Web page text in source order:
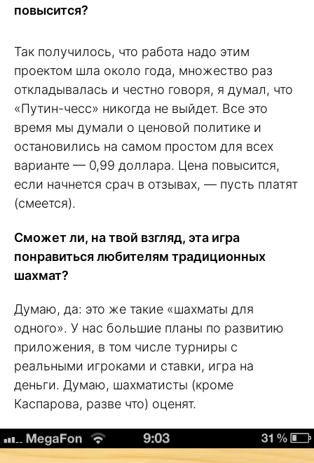
повысится?
Так получилось, что работа надо этим
проектом шла около года, множество раз
откладывалась и честно говоря, я думал, что
«Путин-чесс» никогда не выйдет. Все это
время мы думали о ценовой политике и
остановились на самом простом для всех
варианте — 0,99 доллара. Цена повысится,
если начнется срач в отзывах, — пусть платят
(смеется).
Сможет ли, на твой взгляд, эта игра
понравиться любителям традиционных
шахмат?
Думаю, да: это же такие «шахматы для
одного». У нас большие планы по развитию
приложения, в том числе турниры с
реальными игроками и ставки, игра на
деньги. Думаю, шахматисты (кроме
Каспарова, разве что) оценят.